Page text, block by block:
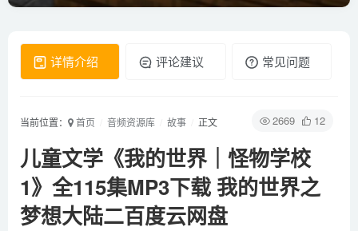
详情介绍 评论建议 常见问题
2669 12
当前位置： 首页 音频资源库 故事 正文
儿童文学《我的世界｜怪物学校
1》全115集MP3下载 我的世界之
梦想大陆二百度云网盘